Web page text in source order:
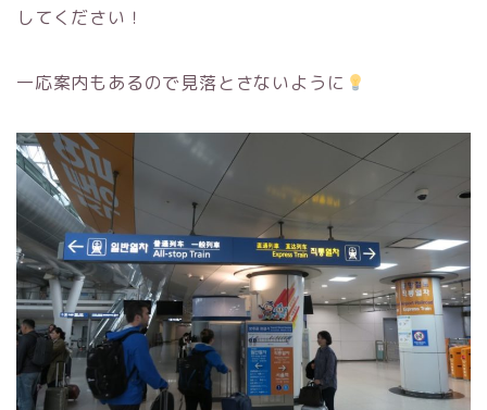
してください！
一応案内もあるので見落とさないように